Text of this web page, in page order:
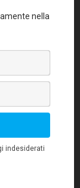
con un
solo
per
Ma